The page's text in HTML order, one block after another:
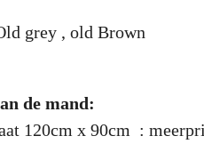
grey , old Brown
de mand:
120cm x 90cm :